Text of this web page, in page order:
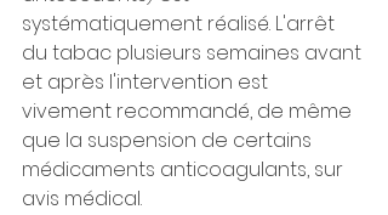
systématiquement réalisé. L'arrêt
du tabac plusieurs semaines avant
et après l'intervention est
vivement recommandé, de même
que la suspension de certains
médicaments anticoagulants, sur
avis médical.